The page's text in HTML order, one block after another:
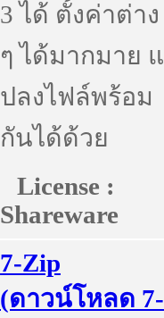
3 ได้ ตั้งค่าต่าง
ๆ ได้มากมาย แ
ปลงไฟล์พร้อม
กันได้ด้วย
License :
Shareware
7-Zip
(ดาวน์โหลด 7-